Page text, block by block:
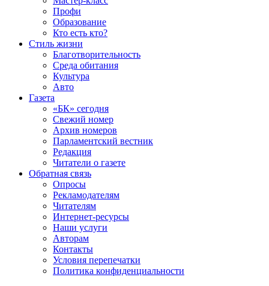
Профи
Образование
Кто есть кто?
Стиль жизни
Благотворительность
Среда обитания
Культура
Авто
Газета
«БК» сегодня
Свежий номер
Архив номеров
Парламентский вестник
Редакция
Читатели о газете
Обратная связь
Опросы
Рекламодателям
Читателям
Интернет-ресурсы
Наши услуги
Авторам
Контакты
Условия перепечатки
Политика конфиденциальности